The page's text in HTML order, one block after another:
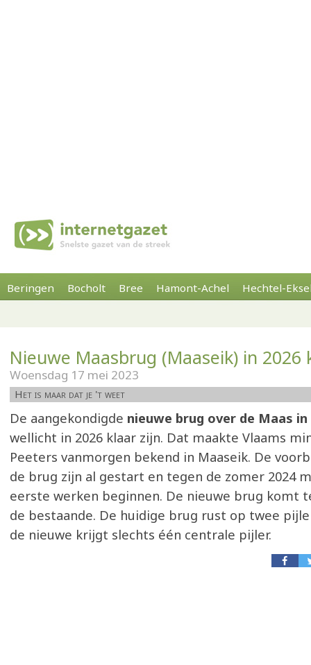
Beringen Bocholt Bree Hamont-Achel Hechtel-
Nieuwe Maasbrug (Maaseik) in 2026
Woensdag 17 mei 2023
Het is maar dat je 't weet
De aangekondigde nieuwe brug over de Maas
wellicht in 2026 klaar zijn. Dat maakte Vlaams
Peeters vanmorgen bekend in Maaseik. De
de brug zijn al gestart en tegen de zomer 2024
eerste werken beginnen. De nieuwe brug komt
de bestaande. De huidige brug rust op twee
de nieuwe krijgt slechts één centrale pijler.